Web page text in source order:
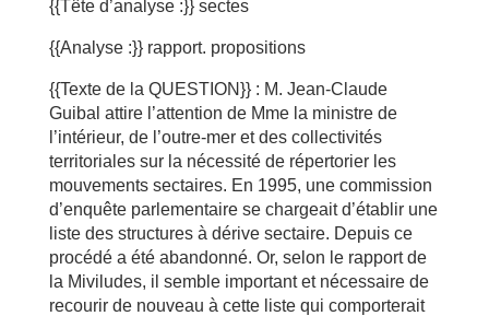
{{Tête d’analyse :}} sectes
{{Analyse :}} rapport. propositions
{{Texte de la QUESTION}} : M. Jean-Claude
Guibal attire l’attention de Mme la ministre de
l’intérieur, de l’outre-mer et des collectivités
territoriales sur la nécessité de répertorier les
mouvements sectaires. En 1995, une commission
d’enquête parlementaire se chargeait d’établir une
liste des structures à dérive sectaire. Depuis ce
procédé a été abandonné. Or, selon le rapport de
la Miviludes, il semble important et nécessaire de
recourir de nouveau à cette liste qui comporterait